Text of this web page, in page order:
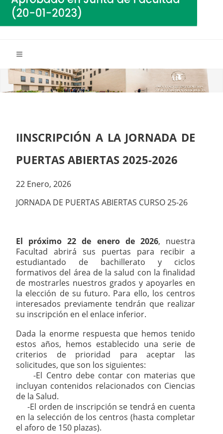
IINSCRIPCIÓN A LA JORNADA DE
PUERTAS ABIERTAS 2025-2026
22 Enero, 2026
JORNADA DE PUERTAS ABIERTAS CURSO 25-26
El próximo 22 de enero de 2026, nuestra
Facultad abrirá sus puertas para recibir a
estudiantado de bachillerato y ciclos
formativos del área de la salud con la finalidad
de mostrarles nuestros grados y apoyarles en
la elección de su futuro. Para ello, los centros
interesados previamente tendrán que realizar
su inscripción en el enlace inferior.
Dada la enorme respuesta que hemos tenido
estos años, hemos establecido una serie de
criterios de prioridad para aceptar las
solicitudes, que son los siguientes:
-El Centro debe contar con materias que
incluyan contenidos relacionados con Ciencias
de la Salud.
-El orden de inscripción se tendrá en cuenta
en la selección de los centros (hasta completar
el aforo de 150 plazas).